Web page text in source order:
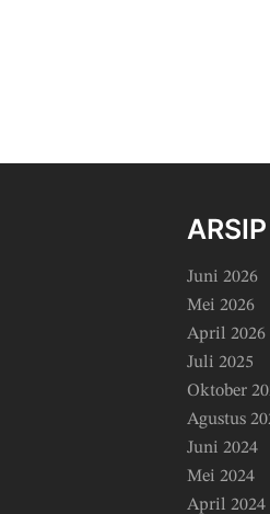
ARSIP
Juni 2026
Mei 2026
April 2026
Juli 2025
Oktober
Agustus
Juni 2024
Mei 2024
April 2024